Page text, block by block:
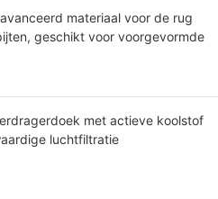
materiaal voor de rug
geschikt voor voorgevormde
met actieve koolstof
luchtfiltratie